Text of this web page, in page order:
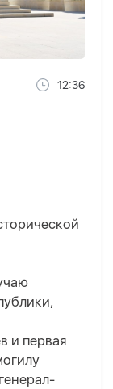
12:36
и первая